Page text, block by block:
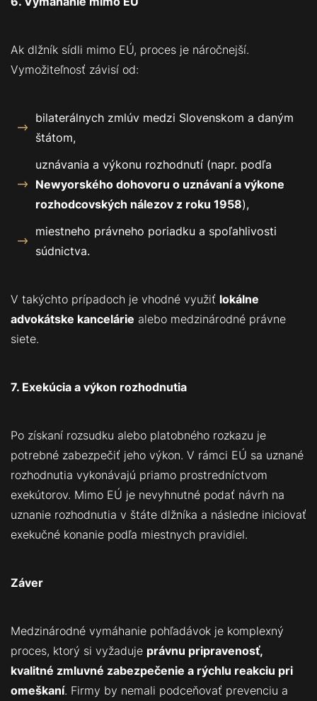
Ak dlžník sídli mimo EÚ, proces je náročnejší.
Vymožiteľnosť závisí od:
bilaterálnych zmlúv medzi Slovenskom a daným
štátom,
uznávania a výkonu rozhodnutí (napr. podľa
Newyorského dohovoru o uznávaní a výkone
rozhodcovských nálezov z roku 1958),
miestneho právneho poriadku a spoľahlivosti
súdnictva.
V takýchto prípadoch je vhodné využiť lokálne
advokátske kancelárie alebo medzinárodné právne
siete.
7. Exekúcia a výkon rozhodnutia
Po získaní rozsudku alebo platobného rozkazu je
potrebné zabezpečiť jeho výkon. V rámci EÚ sa uznané
rozhodnutia vykonávajú priamo prostredníctvom
exekútorov. Mimo EÚ je nevyhnutné podať návrh na
uznanie rozhodnutia v štáte dlžníka a následne iniciovať
exekučné konanie podľa miestnych pravidiel.
Záver
Medzinárodné vymáhanie pohľadávok je komplexný
proces, ktorý si vyžaduje právnu pripravenosť,
kvalitné zmluvné zabezpečenie a rýchlu reakciu pri
omeškaní. Firmy by nemali podceňovať prevenciu a